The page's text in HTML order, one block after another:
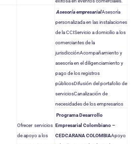
Ofrecer servicios
de apoyo a los
Asesoría empresarialAsesoría
personalizada en las instalaciones
de la CCIServicio a domicilio a los
comerciantes de la
jurisdicciónAcompañamiento y
asesoría en el diligenciamiento y
pago de los registros
públicosDifusión del portafolio de
serviciosCanalización de
necesidades de los empresarios
Programa Desarrollo
Empresarial Colombiano –
CEDCARANA COLOMBIAApoyo